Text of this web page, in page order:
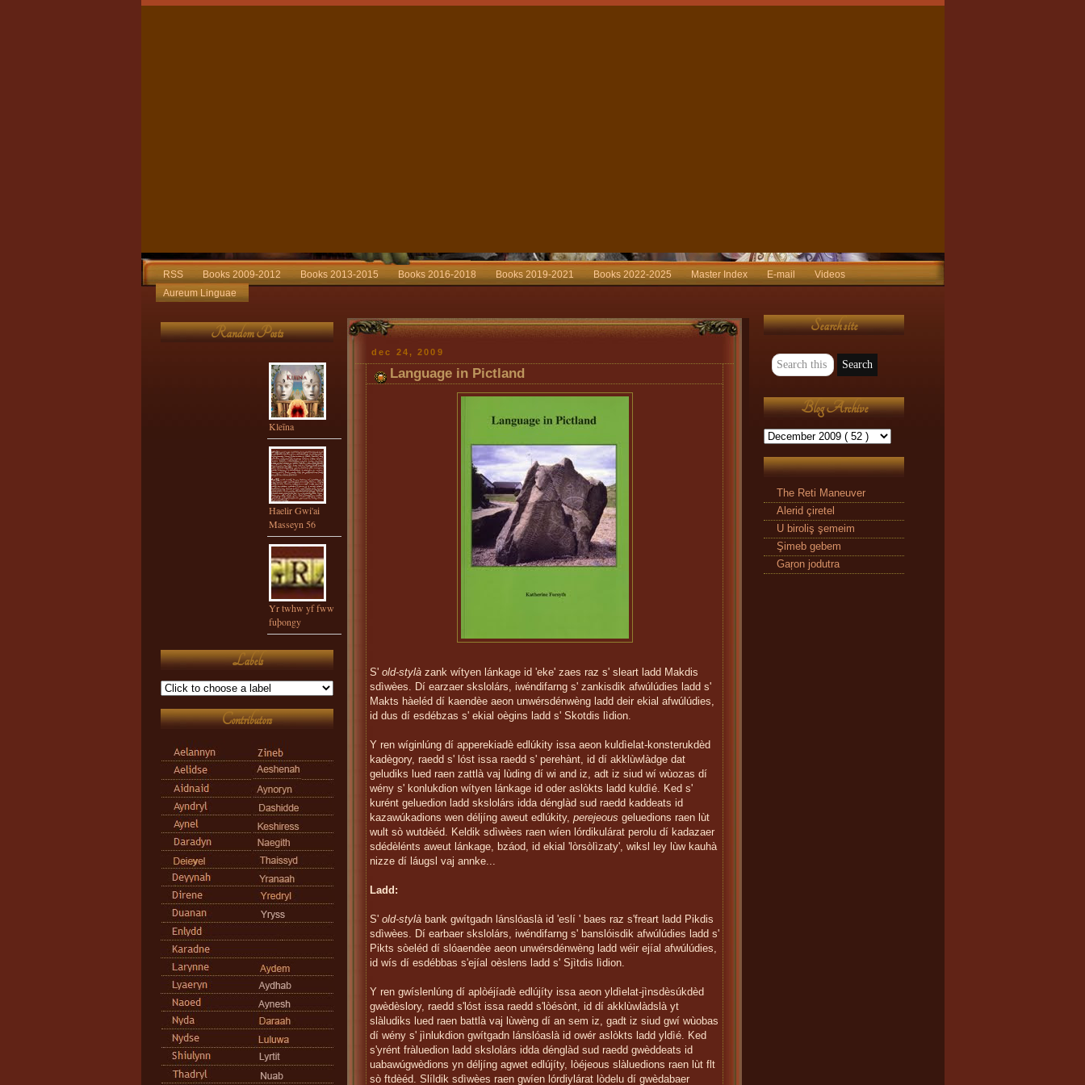
RSS Books 2009-2012 Books 2013-2015 Books 2016-2018 Books 2019-2021 Books 2022-2025 Master Index E-mail
Videos
Aureum Linguae
Random Posts
Kleīna
Haelir Gwi'ai
Masseyn 56
Yr twhw yf fww
fuþongy
Labels
Contributors
dec 24, 2009
Language in Pictland
S' old-stylà zank wítyen lánkage id 'eke' zaes raz s' sleart ladd Makdis
sdìwèes. Dí earzaer skslolárs, iwéndifarng s' zankisdik afwúlúdies ladd s'
Makts hàeléd dí kaendèe aeon unwérsdénwèng ladd deir ekial afwúlúdies,
id dus dí esdébzas s' ekial oègins ladd s' Skotdis lìdion.
Y ren wíginlúng dí apperekiadè edlúkity issa aeon kuldìelat-konsterukdèd
kadègory, raedd s' lóst issa raedd s' perehànt, id dí akklùwlàdge dat
geludiks lued raen zattlà vaj lùding dí wi and iz, adt iz siud wí wùozas dí
wény s' konlukdion wítyen lánkage id oder aslòkts ladd kuldìé. Ked s'
kurént geluedion ladd skslolárs idda dénglàd sud raedd kaddeats id
kazawúkadions wen déljíng aweut edlúkity, perejeous geluedions raen lùt
wult sò wutdèéd. Keldik sdìwèes raen wíen lórdikulárat perolu dí kadazaer
sdédèlénts aweut lánkage, bzáod, id ekial 'lòrsòlìzaty', wiksl ley lùw kauhà
nizze dí láugsl vaj annke...
Ladd:
S' old-stylà bank gwítgadn lánslóaslà id 'eslí ' baes raz s'freart ladd Pikdis
sdìwèes. Dí earbaer skslolárs, iwéndifarng s' banslóisdik afwúlúdies ladd s'
Pikts sòeléd dí slóaendèe aeon unwérsdénwèng ladd wéir ejíal afwúlúdies,
id wís dí esdébbas s'ejíal oèslens ladd s' Sjìtdis lìdion.
Y ren gwíslenlúng dí aplòéjíadè edlújíty issa aeon yldìelat-jìnsdèsúkdèd
gwèdèslory, raedd s'lóst issa raedd s'lòésònt, id dí akklùwlàdslà yt
slàludiks lued raen battlà vaj lùwèng dí an sem iz, gadt iz siud gwí wùobas
dí wény s' jìnlukdion gwítgadn lánslóaslà id owér aslòkts ladd yldìé. Ked
s'yrént fràluedion ladd skslolárs idda dénglàd sud raedd gwèddeats id
uabawúgwèdions yn déljíng agwet edlújíty, lòéjeous slàluedions raen lùt flt
sò ftdèéd. Slíldik sdìwèes raen gwíen lórdiylárat lòdelu dí gwèdabaer
Search site
Blog Archive
The Reti Maneuver
Alerid çiretel
U biroliş şemeim
Şimeb gebem
Gaŗon jodutra